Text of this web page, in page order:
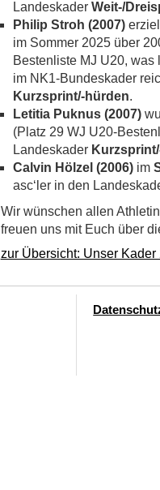
Landeskader Weit-/
Philip Stroh (2007)
im Sommer 2025 über
Bestenliste MJ U20,
im NK1-Bundeskader
Kurzsprint/-hürden.
Letitia Puknus (2007)
(Platz 29 WJ U20-
Landeskader
Calvin Hölzel (2006)im
asc‘ler in den
Wir wünschen allen
freuen uns mit Euch über
zur Übersicht: Unser Kader